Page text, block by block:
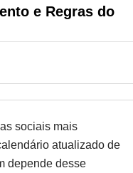
e Regras do
sociais mais
atualizado de
depende desse